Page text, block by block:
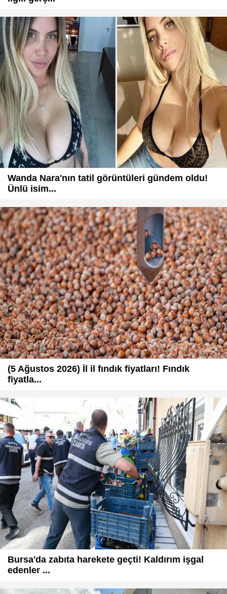
Wanda Nara'nın tatil görüntüleri gündem oldu!
Ünlü isim...
(5 Ağustos 2026) İl il fındık fiyatları! Fındık
fiyatla...
Bursa'da zabıta harekete geçti! Kaldırım işgal
edenler ...